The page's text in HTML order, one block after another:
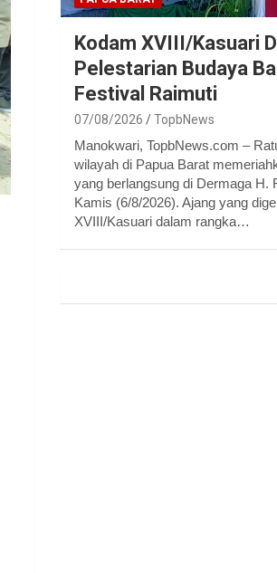
Kodam XVIII/Kasuari
Pelestarian Budaya
Festival Raimuti
07/08/2026 TopbNews
Manokwari, TopbNews.com –
wilayah di Papua Barat
yang berlangsung di Dermaga H.
Kamis (6/8/2026). Ajang yang
XVIII/Kasuari dalam rangka…